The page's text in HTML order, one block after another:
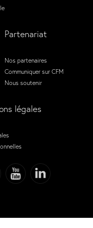
Partenariat
Nos partenaires
Communiquer sur CFM
Nous soutenir
légales